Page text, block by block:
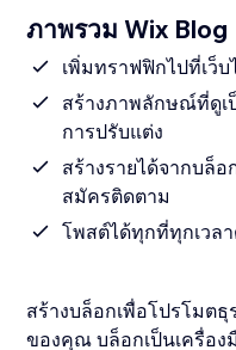
ภาพรวม Wix Blog
เพิ่มทราฟฟิกไปที่เว็
สร้างภาพลักษณ์ที่ดูเ
การปรับแต่ง
สร้างรายได้จากบล็
สมัครติดตาม
โพสต์ได้ทุกที่ทุกเวล
สร้างบล็อกเพื่อโปรโมต
ของคุณ บล็อกเป็นเครื่อ